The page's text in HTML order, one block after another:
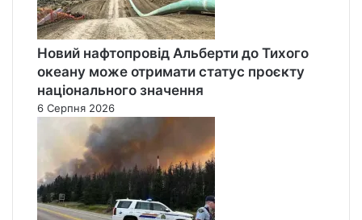
Новий нафтопровід Альберти до Тихого
океану може отримати статус проєкту
національного значення
6 Серпня 2026